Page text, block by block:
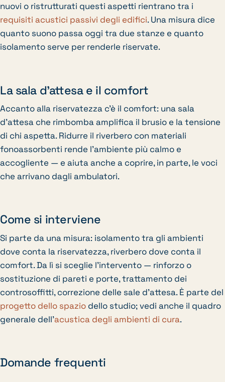
nuovi o ristrutturati questi aspetti rientrano tra i
requisiti acustici passivi degli edifici. Una misura dice
quanto suono passa oggi tra due stanze e quanto
isolamento serve per renderle riservate.
La sala d’attesa e il comfort
Accanto alla riservatezza c’è il comfort: una sala
d’attesa che rimbomba amplifica il brusio e la tensione
di chi aspetta. Ridurre il riverbero con materiali
fonoassorbenti rende l’ambiente più calmo e
accogliente — e aiuta anche a coprire, in parte, le voci
che arrivano dagli ambulatori.
Come si interviene
Si parte da una misura: isolamento tra gli ambienti
dove conta la riservatezza, riverbero dove conta il
comfort. Da lì si sceglie l’intervento — rinforzo o
sostituzione di pareti e porte, trattamento dei
controsoffitti, correzione delle sale d’attesa. È parte del
progetto dello spazio dello studio; vedi anche il quadro
generale dell’acustica degli ambienti di cura.
Domande frequenti